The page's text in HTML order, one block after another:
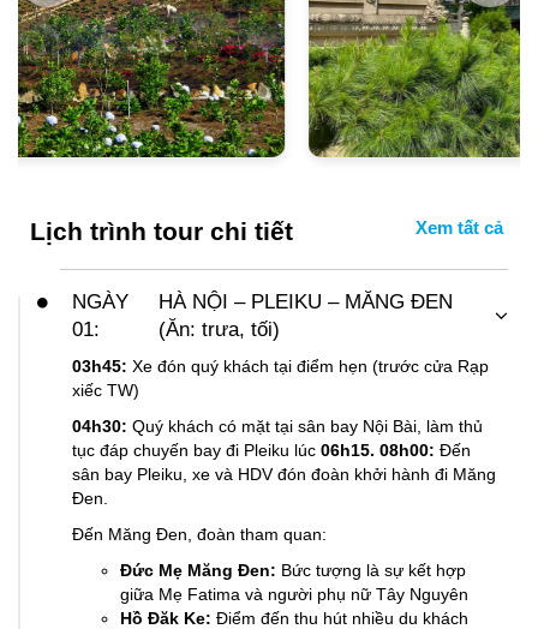
Lịch trình tour chi tiết
NGÀY
01:
HÀ NỘI – PLEIKU – MĂNG ĐEN
(Ăn: trưa, tối)
03h45: Xe đón quý khách tại điểm hẹn (trước cửa Rạp
xiếc TW)
04h30: Quý khách có mặt tại sân bay Nội Bài, làm thủ
tục đáp chuyến bay đi Pleiku lúc 06h15. 08h00: Đến
sân bay Pleiku, xe và HDV đón đoàn khởi hành đi Măng
Đen.
Đến Măng Đen, đoàn tham quan:
Đức Mẹ Măng Đen: Bức tượng là sự kết hợp
giữa Mẹ Fatima và người phụ nữ Tây Nguyên
Hồ Đăk Ke: Điểm đến thu hút nhiều du khách